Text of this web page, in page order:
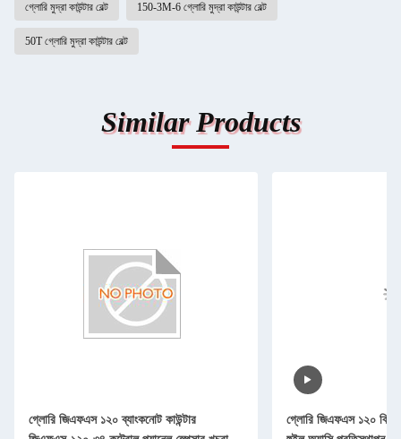
গ্লোরি মুদ্রা কাউন্টার বেল্ট 150-3M-6 গ্লোরি মুদ্রা কাউন্টার বেল্ট
50T গ্লোরি মুদ্রা কাউন্টার বেল্ট
Similar Products
গ্লোরি জিএফএস ১২০ ব্যাংকনোট কাউন্টার
গ্লোরি জিএফএস ১২০ বিল